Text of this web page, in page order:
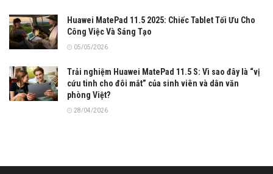
Huawei MatePad 11.5 2025: Chiếc Tablet Tối Ưu Cho
Công Việc Và Sáng Tạo
05/05/2026
Trải nghiệm Huawei MatePad 11.5 S: Vì sao đây là “vị
cứu tinh cho đôi mắt” của sinh viên và dân văn
phòng Việt?
28/04/2026